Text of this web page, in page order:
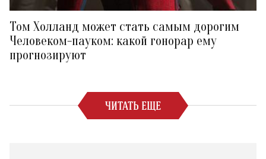
Том Холланд может стать самым дорогим
Человеком-пауком: какой гонорар ему
прогнозируют
ЧИТАТЬ ЕЩЕ